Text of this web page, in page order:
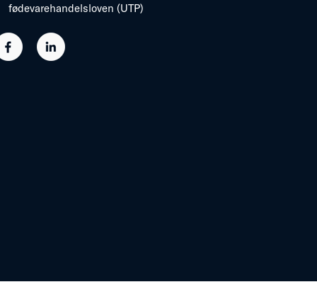
fødevarehandelsloven (UTP)